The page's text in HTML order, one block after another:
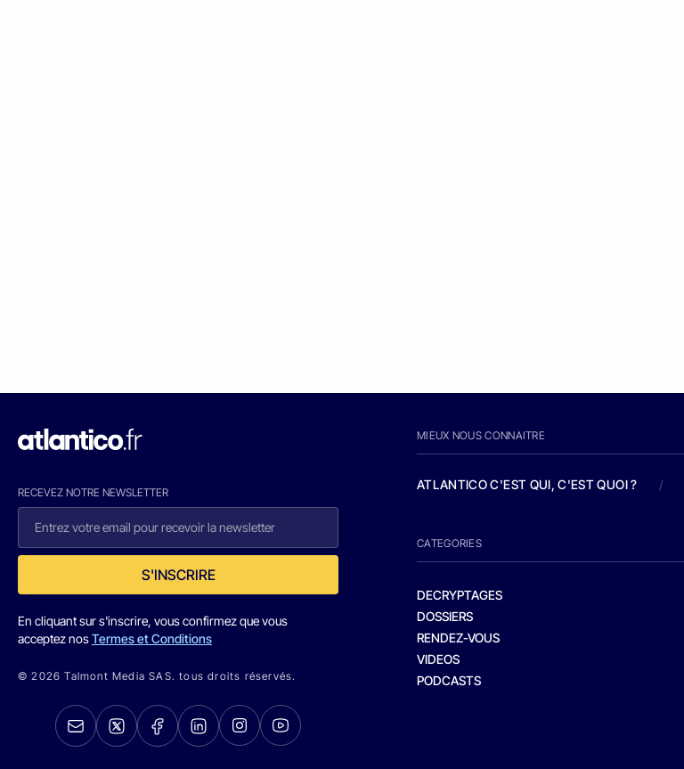
RECEVEZ NOTRE NEWSLETTER
S'INSCRIRE
En cliquant sur s'inscrire, vous confirmez que vous
acceptez nosTermes et Conditions
© 2026 Talmont Media SAS. tous droits réservés.
MIEUX NOUS CONNAITRE
ATLANTICO C'EST QUI, C'EST QUOI ? /
CATEGORIES
DECRYPTAGES
DOSSIERS
RENDEZ-VOUS
VIDEOS
PODCASTS